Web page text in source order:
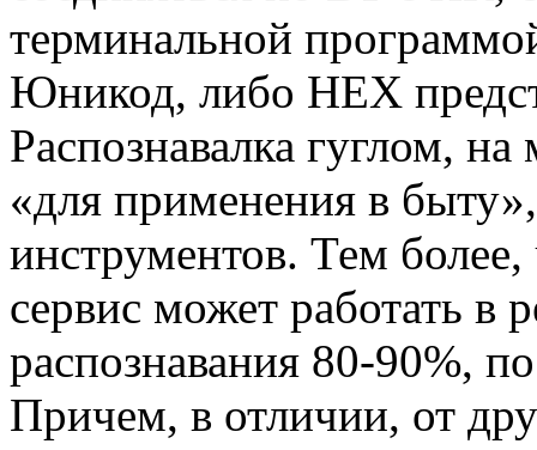
терминальной
Юникод, либо HEX
Распознавалка гуглом,
«для применения в
инструментов. Тем
сервис может работать
распознавания 80-90%,
Причем, в отличии, от